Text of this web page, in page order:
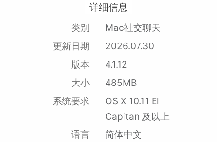
详细信息
类别
Mac社交聊天
更新日期
2026.07.30
版本
4.1.12
大小
485MB
系统要求
OS X 10.11 El
Capitan 及以上
语言
简体中文